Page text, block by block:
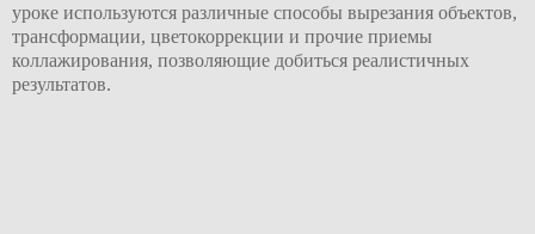
уроке используются различные способы вырезания объектов,
трансформации, цветокоррекции и прочие приемы
коллажирования, позволяющие добиться реалистичных
результатов.